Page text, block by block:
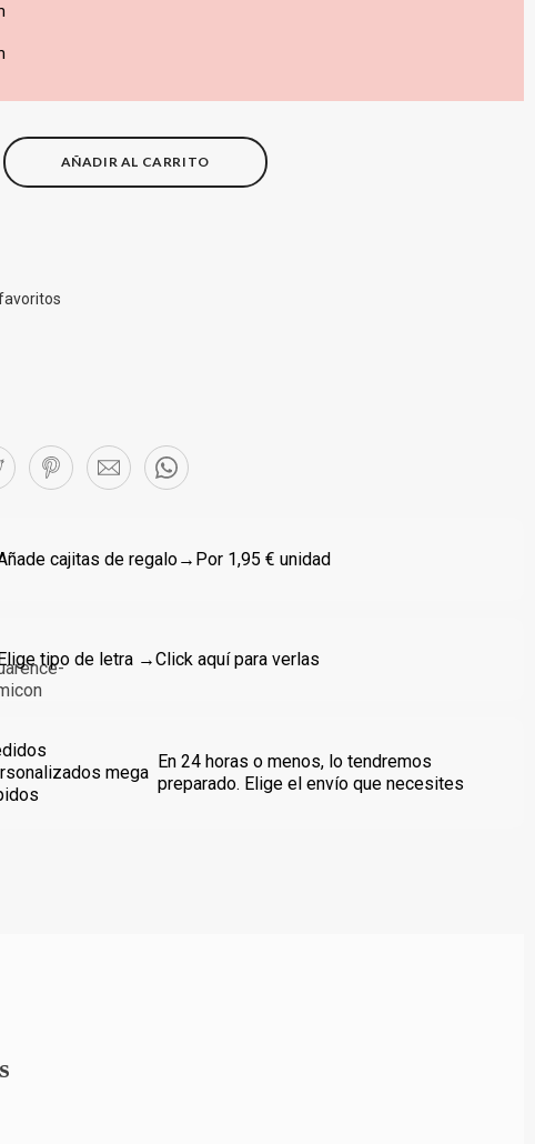
AÑADIR AL CARRITO
cajitas de regalo→Por 1,95 € unidad
tipo de letra →Click aquí para verlas
mega
En 24 horas o menos, lo tendremos
preparado. Elige el envío que necesites